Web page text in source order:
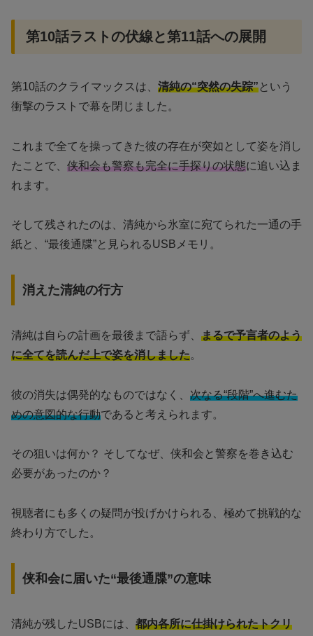
第10話ラストの伏線と第11話への展開
第10話のクライマックスは、 清純の“突然の失踪”という
衝撃のラストで幕を閉じました。
これまで全てを操ってきた彼の存在が突如として姿を消し
たことで、 侠和会も警察も完全に手探りの状態に追い込ま
れます。
そして残されたのは、清純から氷室に宛てられた一通の手
紙と、“最後通牒”と見られるUSBメモリ。
消えた清純の行方
清純は自らの計画を最後まで語らず、 まるで予言者のよう
に全てを読んだ上で姿を消しました。
彼の消失は偶発的なものではなく、 次なる“段階”へ進むた
めの意図的な行動であると考えられます。
その狙いは何か？ そしてなぜ、侠和会と警察を巻き込む
必要があったのか？
視聴者にも多くの疑問が投げかけられる、極めて挑戦的な
終わり方でした。
侠和会に届いた“最後通牒”の意味
清純が残したUSBには、 都内各所に仕掛けられたトクリ